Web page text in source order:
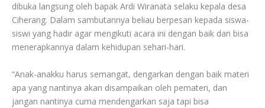
dibuka langsung oleh bapak Ardi Wiranata selaku kepala desa
Ciherang. Dalam sambutannya beliau berpesan kepada siswa-
siswi yang hadir agar mengikuti acara ini dengan baik dan bisa
menerapkannya dalam kehidupan sehari-hari.
“Anak-anakku harus semangat, dengarkan dengan baik materi
apa yang nantinya akan disampaikan oleh pemateri, dan
jangan nantinya cuma mendengarkan saja tapi bisa